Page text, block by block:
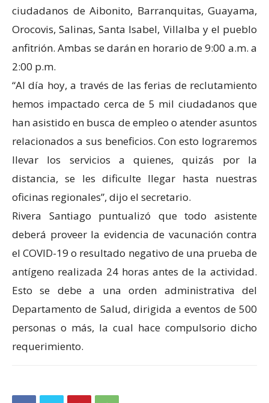
ciudadanos de Aibonito, Barranquitas, Guayama,
Orocovis, Salinas, Santa Isabel, Villalba y el pueblo
anfitrión. Ambas se darán en horario de 9:00 a.m. a
2:00 p.m.
“Al día hoy, a través de las ferias de reclutamiento
hemos impactado cerca de 5 mil ciudadanos que
han asistido en busca de empleo o atender asuntos
relacionados a sus beneficios. Con esto lograremos
llevar los servicios a quienes, quizás por la
distancia, se les dificulte llegar hasta nuestras
oficinas regionales”, dijo el secretario.
Rivera Santiago puntualizó que todo asistente
deberá proveer la evidencia de vacunación contra
el COVID-19 o resultado negativo de una prueba de
antígeno realizada 24 horas antes de la actividad.
Esto se debe a una orden administrativa del
Departamento de Salud, dirigida a eventos de 500
personas o más, la cual hace compulsorio dicho
requerimiento.